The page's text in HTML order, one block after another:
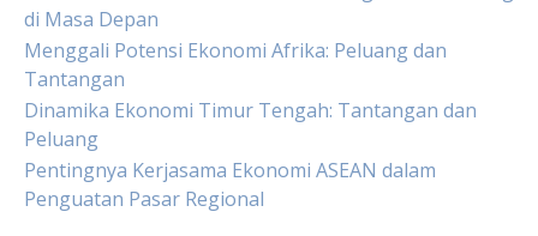
di Masa Depan
Menggali Potensi Ekonomi Afrika: Peluang dan
Tantangan
Dinamika Ekonomi Timur Tengah: Tantangan dan
Peluang
Pentingnya Kerjasama Ekonomi ASEAN dalam
Penguatan Pasar Regional